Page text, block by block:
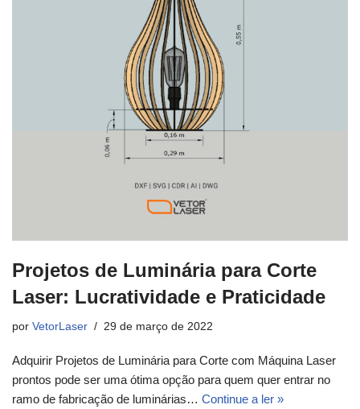
Projetos de Luminária para Corte
Laser: Lucratividade e Praticidade
por VetorLaser 29 de março de 2022
Adquirir Projetos de Luminária para Corte com Máquina Laser
prontos pode ser uma ótima opção para quem quer entrar no
ramo de fabricação de luminárias… Continue a ler »